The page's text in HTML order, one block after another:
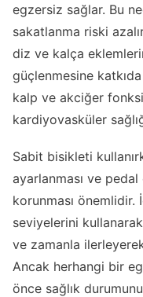
egzersiz sağlar. Bu
sakatlanma riski
diz ve kalça
güçlenmesine
kalp ve akciğer
kardiyovasküler
Sabit bisikleti
ayarlanması ve
korunması önemlidir.
seviyelerini
ve zamanla ilerleyerek
Ancak herhangi bir
önce sağlık